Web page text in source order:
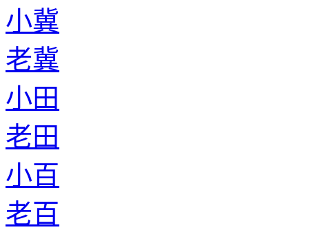
小冀
老冀
小田
老田
小百
老百